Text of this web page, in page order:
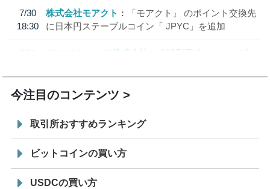
7/30
18:30
株式会社モアクト
「モアクト」 のポイント交換先
に日本円ステーブルコイン「 JPYC」を追加
7/29
SBI VCトレード株式会社
信託型円建てステーブル
今注目のコンテンツ
取引所おすすめランキング
ビットコインの買い方
USDCの買い方